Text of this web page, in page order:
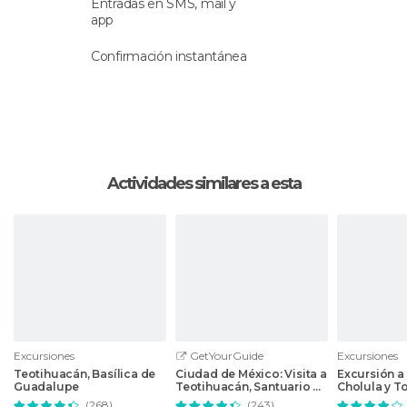
Entradas en SMS, mail y
app
Confirmación instantánea
Actividades similares a esta
Excursiones
Teotihuacán, Basílica de
Guadalupe
GetYourGuide
Ciudad de México: Visita a
Teotihuacán, Santuario de
Guadalupe y Tlatelolco
Excursiones
Excursión
Cholula y